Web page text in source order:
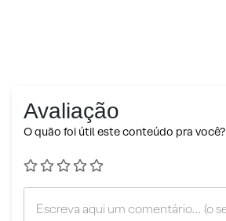
Avaliação
O quão foi útil este conteúdo pra você?